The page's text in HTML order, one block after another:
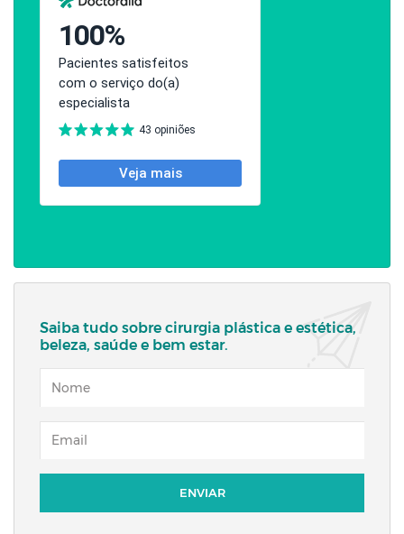
Saiba tudo sobre cirurgia plástica e estética,
beleza, saúde e bem estar.